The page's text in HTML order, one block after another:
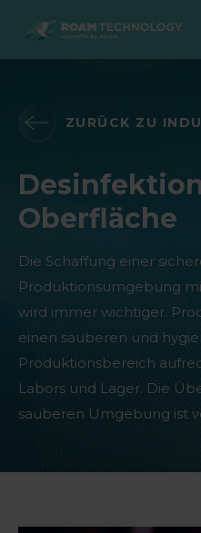
ROAM
Agro Solutions
Produkte
Alle Fälle
Livestock
Produkte
Alle Fälle
Industrial
Produkte
Alle Fälle
Medical Support
Produkte Medical
alle Fälle
ZURÜCK ZU
Oberfläche
Die Schaffung einer
Produktionsumgebung
wird immer wichtiger.
einen sauberen und
Produktionsbereich
Labors und Lager. Die
sauberen Umgebung ist